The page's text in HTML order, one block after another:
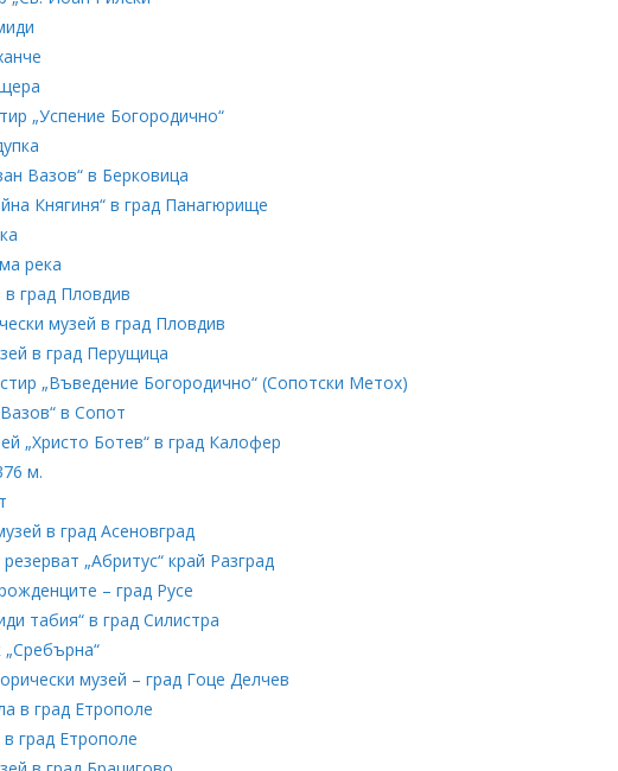
„Успение Богородично“
Вазов“ в Берковица
Княгиня“ в град Панагюрище
река
град Пловдив
музей в град Пловдив
в град Перущица
„Въведение Богородично“ (Сопотски Метох)
в Сопот
„Христо Ботев“ в град Калофер
м.
в град Асеновград
„Абритус“ край Разград
– град Русе
табия“ в град Силистра
музей – град Гоце Делчев
в град Етрополе
град Етрополе